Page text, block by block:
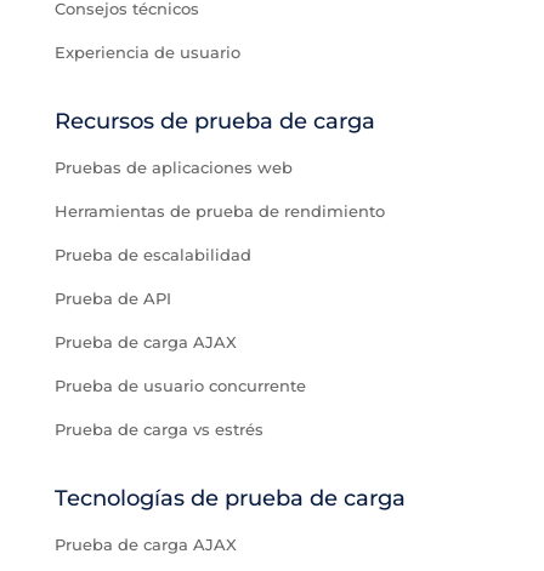
Consejos técnicos
Experiencia de usuario
Recursos de prueba de carga
Pruebas de aplicaciones web
Herramientas de prueba de rendimiento
Prueba de escalabilidad
Prueba de API
Prueba de carga AJAX
Prueba de usuario concurrente
Prueba de carga vs estrés
Tecnologías de prueba de carga
Prueba de carga AJAX